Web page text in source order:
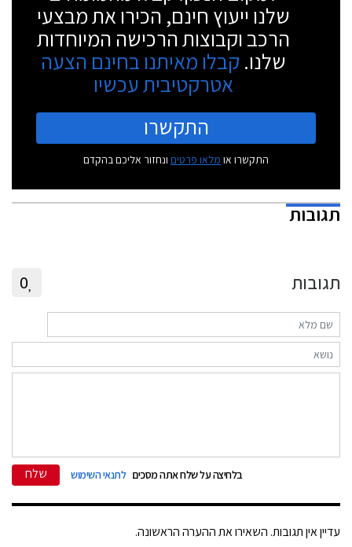
שלנו ייעוץ חינם, הכירו את מבצעי
הרכב וקבוצות הרכישה המיוחדות
שלנו. קבלו מאיתנו בחינם הצעה
אטרקטיבית עכשיו
התקשרו
התקשרו או מלאו פרטים ונחזור אליכם בהקדם
תגובות
תגובות 0
בלחיצה על שלח אתה מסכים לתנאי השימוש שלח
עדיין אין תגובות. השאירו את ההערה הראשונה.